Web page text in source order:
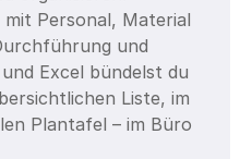
Personal, Material
und
Excel bündelst du
Liste, im
Plantafel – im Büro